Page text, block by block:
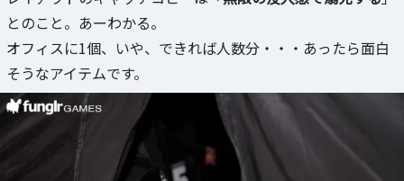
とのこと。あーわかる。
オフィスに1個、いや、できれば人数分・・・あったら面白
そうなアイテムです。